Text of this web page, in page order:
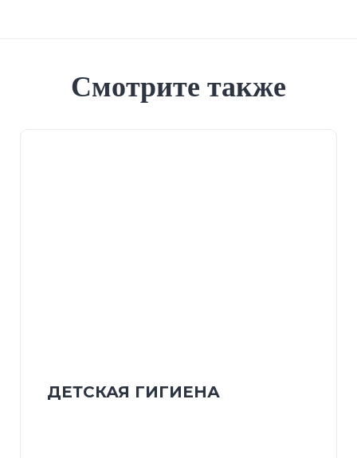
Смотрите также
ДЕТСКАЯ ГИГИЕНА